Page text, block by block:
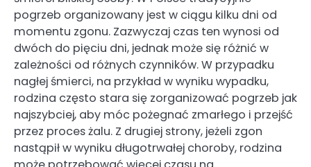
pogrzeb organizowany jest w ciągu kilku dni od
momentu zgonu. Zazwyczaj czas ten wynosi od
dwóch do pięciu dni, jednak może się różnić w
zależności od różnych czynników. W przypadku
nagłej śmierci, na przykład w wyniku wypadku,
rodzina często stara się zorganizować pogrzeb jak
najszybciej, aby móc pożegnać zmarłego i przejść
przez proces żalu. Z drugiej strony, jeżeli zgon
nastąpił w wyniku długotrwałej choroby, rodzina